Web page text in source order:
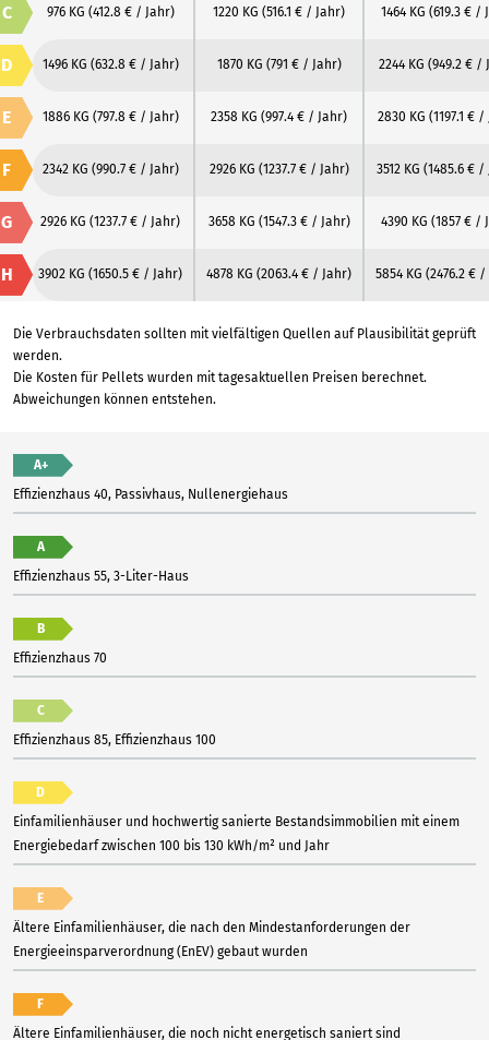
C 976 KG (412.8 € / Jahr) 1220 KG (516.1 € / Jahr) 1464 KG (619.3 € /
D 1496 KG (632.8 € / Jahr) 1870 KG (791 € / Jahr) 2244 KG (949.2 € /
E 1886 KG (797.8 € / Jahr) 2358 KG (997.4 € / Jahr) 2830 KG (1197.1 € /
F 2342 KG (990.7 € / Jahr) 2926 KG (1237.7 € / Jahr) 3512 KG (1485.6 € /
G 2926 KG (1237.7 € / Jahr) 3658 KG (1547.3 € / Jahr) 4390 KG (1857 € /
H 3902 KG (1650.5 € / Jahr) 4878 KG (2063.4 € / Jahr) 5854 KG (2476.2 € /
Die Verbrauchsdaten sollten mit vielfältigen Quellen auf Plausibilität geprüft
werden.
Die Kosten für Pellets wurden mit tagesaktuellen Preisen berechnet.
Abweichungen können entstehen.
A+
Effizienzhaus 40, Passivhaus, Nullenergiehaus
A
Effizienzhaus 55, 3-Liter-Haus
B
Effizienzhaus 70
C
Effizienzhaus 85, Effizienzhaus 100
D
Einfamilienhäuser und hochwertig sanierte Bestandsimmobilien mit einem
Energiebedarf zwischen 100 bis 130 kWh/m² und Jahr
E
Ältere Einfamilienhäuser, die nach den Mindestanforderungen der
Energieeinsparverordnung (EnEV) gebaut wurden
F
Ältere Einfamilienhäuser, die noch nicht energetisch saniert sind